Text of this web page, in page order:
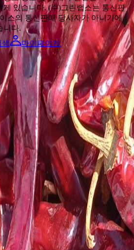
게 있습니다. (주)그린랩스는 통신판
스의 통신판매 당사자가 아니기에
니다.
색 마이페이지